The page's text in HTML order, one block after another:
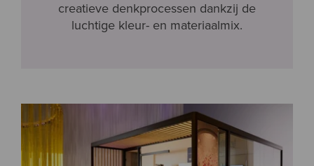
creatieve denkprocessen dankzij de
luchtige kleur- en materiaalmix.